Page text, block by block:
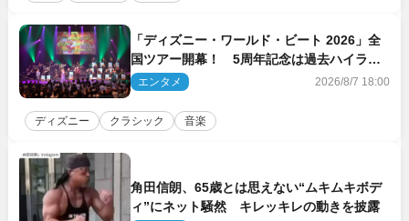
「ディズニー・ワールド・ビート 2026」全
国ツアー開幕！ 5周年記念は過去ハイライ
ト＆クルーズ旅を大満喫！【潜入レポート】
エンタメ 2026/8/7 18:00
ディズニー クラシック 音楽
角田信朗、65歳とは思えない“ムキムキボデ
ィ”にネット騒然 キレッキレの動きを披露